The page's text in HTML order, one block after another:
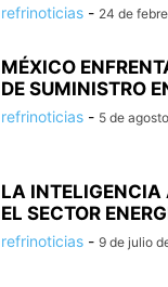
refrinoticias - 24 de
MÉXICO
DE SUMINISTRO
refrinoticias - 5 de
LA INTELIGENCIA
EL SECTOR
refrinoticias - 9 de julio